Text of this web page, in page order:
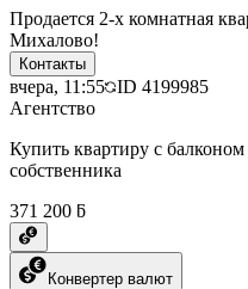
Продается 2-х комнатная
Михалово!
Контакты
вчера, 11:55 ID 4199985
Агентство
Купить квартиру с
собственника
371 200 ƃ
Конвертер валют